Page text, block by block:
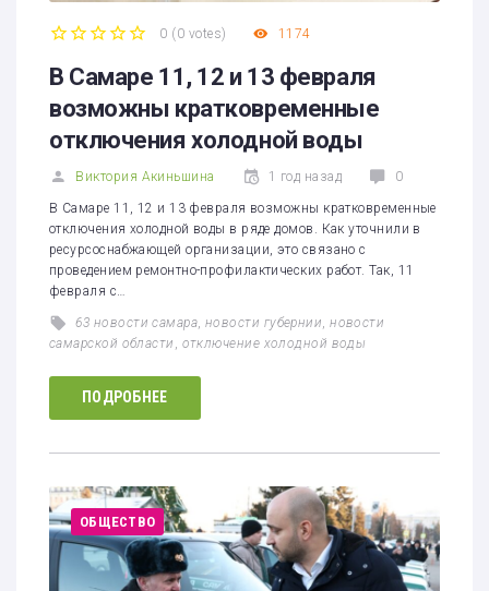
0 (0 votes) 1174
В Самаре 11, 12 и 13 февраля
возможны кратковременные
отключения холодной воды
Виктория Акиньшина 1 год назад 0
В Самаре 11, 12 и 13 февраля возможны кратковременные
отключения холодной воды в ряде домов. Как уточнили в
ресурсоснабжающей организации, это связано с
проведением ремонтно-профилактических работ. Так, 11
февраля с…
63 новости самара ,новости губернии ,новости
самарской области
отключение холодной воды
ПОДРОБНЕЕ
ОБЩЕСТВО